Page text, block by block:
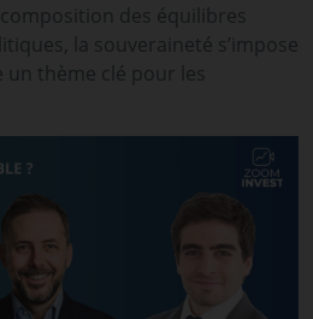
des équilibres
la souveraineté s’impose
thème clé pour les